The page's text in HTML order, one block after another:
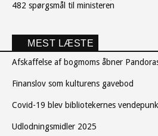
482 spørgsmål til ministeren
MEST LÆSTE
Afskaffelse af bogmoms åbner
Finanslov som kulturens gavebod
Covid-19 blev bibliotekernes
Udlodningsmidler 2025